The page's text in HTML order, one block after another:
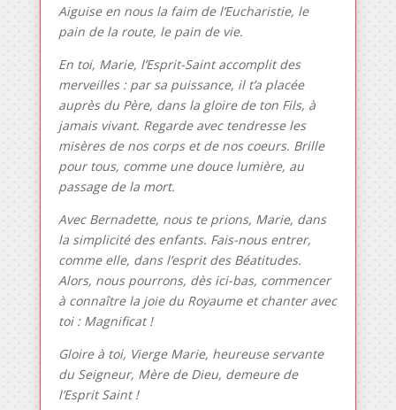
Aiguise en nous la faim de l’Eucharistie, le
pain de la route, le pain de vie.
En toi, Marie, l’Esprit-Saint accomplit des
merveilles : par sa puissance, il t’a placée
auprès du Père, dans la gloire de ton Fils, à
jamais vivant. Regarde avec tendresse les
misères de nos corps et de nos coeurs. Brille
pour tous, comme une douce lumière, au
passage de la mort.
Avec Bernadette, nous te prions, Marie, dans
la simplicité des enfants. Fais-nous entrer,
comme elle, dans l’esprit des Béatitudes.
Alors, nous pourrons, dès ici-bas, commencer
à connaître la joie du Royaume et chanter avec
toi : Magnificat !
Gloire à toi, Vierge Marie, heureuse servante
du Seigneur, Mère de Dieu, demeure de
l’Esprit Saint !